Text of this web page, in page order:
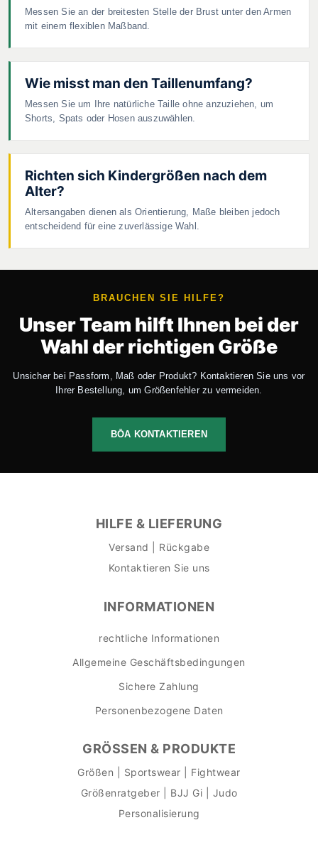
Messen Sie an der breitesten Stelle der Brust unter den Armen
mit einem flexiblen Maßband.
Wie misst man den Taillenumfang?
Messen Sie um Ihre natürliche Taille ohne anzuziehen, um
Shorts, Spats oder Hosen auszuwählen.
Richten sich Kindergrößen nach dem
Alter?
Altersangaben dienen als Orientierung, Maße bleiben jedoch
entscheidend für eine zuverlässige Wahl.
BRAUCHEN SIE HILFE?
Unser Team hilft Ihnen bei der
Wahl der richtigen Größe
Unsicher bei Passform, Maß oder Produkt? Kontaktieren Sie uns vor
Ihrer Bestellung, um Größenfehler zu vermeiden.
BŌA KONTAKTIEREN
HILFE & LIEFERUNG
Versand | Rückgabe
Kontaktieren Sie uns
INFORMATIONEN
rechtliche Informationen
Allgemeine Geschäftsbedingungen
Sichere Zahlung
Personenbezogene Daten
GRÖSSEN & PRODUKTE
Größen | Sportswear | Fightwear
Größenratgeber | BJJ Gi | Judo
Personalisierung